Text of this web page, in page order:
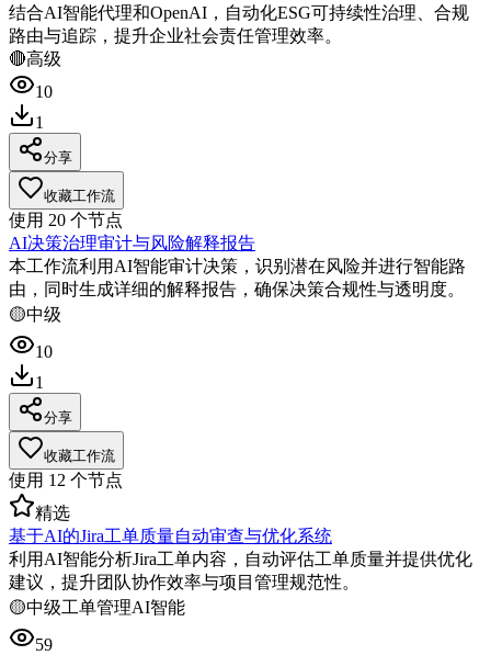
结合AI智能代理和OpenAI，自动化ESG可持续性治理、合规
路由与追踪，提升企业社会责任管理效率。
🔴高级
10
1
分享
收藏工作流
使用 20 个节点
AI决策治理审计与风险解释报告
本工作流利用AI智能审计决策，识别潜在风险并进行智能路
由，同时生成详细的解释报告，确保决策合规性与透明度。
🟡中级
10
1
分享
收藏工作流
使用 12 个节点
精选
基于AI的Jira工单质量自动审查与优化系统
利用AI智能分析Jira工单内容，自动评估工单质量并提供优化
建议，提升团队协作效率与项目管理规范性。
🟡中级工单管理AI智能
59